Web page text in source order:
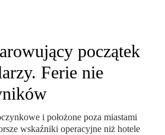
początek
Ferie nie
i położone poza miastami
wskaźniki operacyjne niż hotele